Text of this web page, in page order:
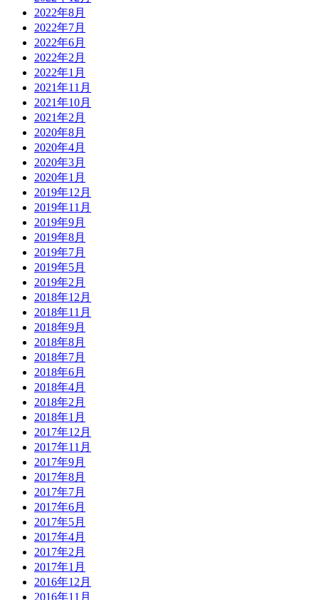
2022年8月
2022年7月
2022年6月
2022年2月
2022年1月
2021年11月
2021年10月
2021年2月
2020年8月
2020年4月
2020年3月
2020年1月
2019年12月
2019年11月
2019年9月
2019年8月
2019年7月
2019年5月
2019年2月
2018年12月
2018年11月
2018年9月
2018年8月
2018年7月
2018年6月
2018年4月
2018年2月
2018年1月
2017年12月
2017年11月
2017年9月
2017年8月
2017年7月
2017年6月
2017年5月
2017年4月
2017年2月
2017年1月
2016年12月
2016年11月